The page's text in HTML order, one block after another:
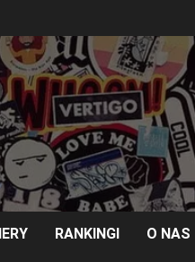
RANKINGI O NAS